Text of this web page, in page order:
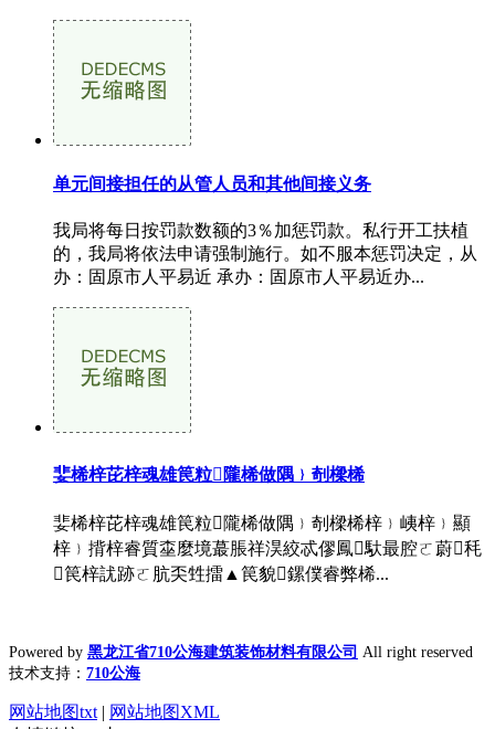
单元间接担任的从管人员和其他间接义务
我局将每日按罚款数额的3％加惩罚款。私行开工扶植
的，我局将依法申请强制施行。如不服本惩罚决定，从
办：固原市人平易近 承办：固原市人平易近办...
婓桸梓芘梓魂雄笢粒隴桸做隅﹜剞樑桸
婓桸梓芘梓魂雄笢粒隴桸做隅﹜剞樑桸梓﹜峓梓﹜顯
梓﹜揹梓睿質桽麼境蕞脹祥淏絞忒僇鳳馱最腔ㄛ蔚秏
笢梓訧跡ㄛ肮奀甡擂▲笢貌鏍僕睿弊桸...
Powered by 黑龙江省710公海建筑装饰材料有限公司 All right reserved
技术支持： 710公海
网站地图txt | 网站地图XML